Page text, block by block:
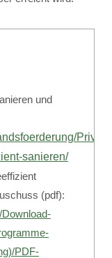
und
sanieren/
(pdf):
PDF-